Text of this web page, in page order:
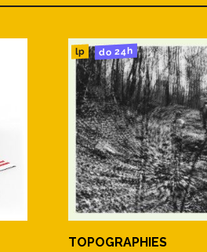
lp do 24h
TOPOGRAPHIES